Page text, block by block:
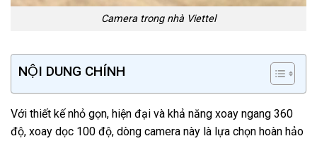
Camera trong nhà Viettel
NỘI DUNG CHÍNH
Với thiết kế nhỏ gọn, hiện đại và khả năng xoay ngang 360
độ, xoay dọc 100 độ, dòng camera này là lựa chọn hoàn hảo